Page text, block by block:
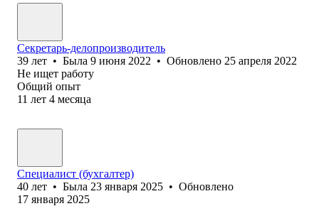
Секретарь-делопроизводитель
39 лет • Была 9 июня 2022 • Обновлено 25 апреля 2022
Не ищет работу
Общий опыт
11 лет 4 месяца
Специалист (бухгалтер)
40 лет • Была 23 января 2025 • Обновлено
17 января 2025